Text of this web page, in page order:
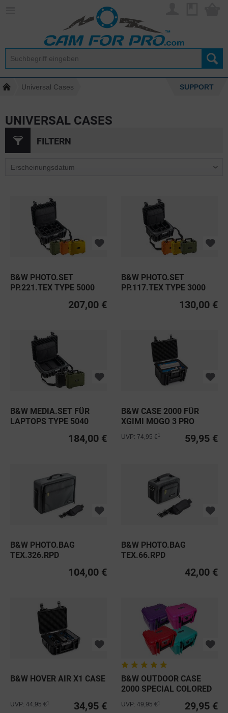
Universal Cases SUPPORT
UNIVERSAL CASES
FILTERN
B&W PHOTO.SET
PP.221.TEX TYPE 5000
207,00 €
B&W PHOTO.SET
PP.117.TEX TYPE 3000
130,00 €
B&W MEDIA.SET FÜR
LAPTOPS TYPE 5040
184,00 €
B&W CASE 2000 FÜR
XGIMI MOGO 3 PRO
59,95 €
UVP: 74,95 €
B&W PHOTO.BAG
TEX.326.RPD
104,00 €
B&W PHOTO.BAG
TEX.66.RPD
42,00 €
B&W HOVER AIR X1 CASE
34,95 €
UVP: 44,95 €
B&W OUTDOOR CASE
2000 SPECIAL COLORED
29,95 €
UVP: 49,95 €